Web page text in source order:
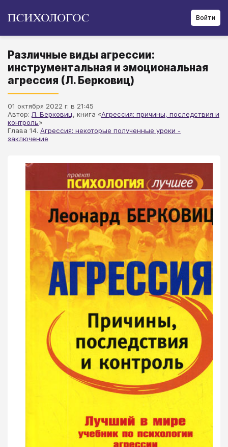
Войти
Различные виды агрессии:
инструментальная и эмоциональная
агрессия (Л. Берковиц)
01 октября 2022 г. в 21:45
Автор: Л. Берковиц, книга «Агрессия: причины, последствия и
контроль»
Глава 14. Агрессия: некоторые полученные уроки -
заключение